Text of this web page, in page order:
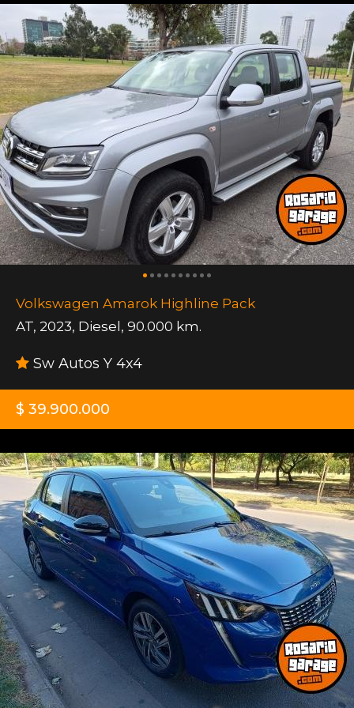
Volkswagen Amarok Highline Pack
AT, 2023, Diesel , 90.000 km.
Sw Autos Y 4x4
$ 39.900.000